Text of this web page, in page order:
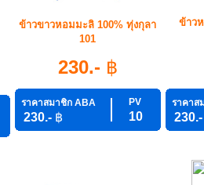
ข้าวขาวหอมมะลิ 100% ทุ่งกุลา
101
230.- ฿
ราคาสมาชิก ABA PV
230.- ฿ 10
ข้าว
ราคาส